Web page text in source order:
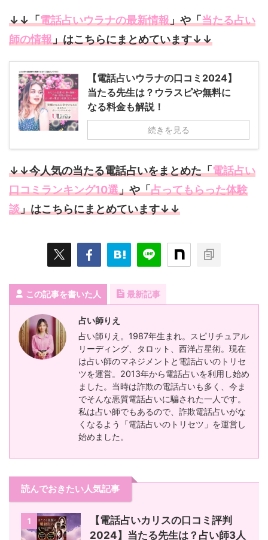
↓↓「電話占いウラナの最新情報」や「当たる占い
師の情報」はこちらにまとめています↓↓
【電話占いウラナの口コミ2024】
当たる先生は？ウラスピや無料に
なる料金も解説！
続きを見る
↓↓今人気の当たる電話占いをまとめた「電話占い
口コミランキング10選」や「占ってもらった体験
談」はこちらにまとめています↓↓
この記事を書いた人 最新記事
占い師りえ
占い師りえ。1987年生まれ。スピリチュアル
リーディング、タロット、西洋占星術。現在
は占い師のマネジメントと電話占いのトリセ
ツを運営。2013年から電話占いを利用し始め
ました。当時は詐欺の電話占いも多く、今ま
でそんな悪質電話占いに騙された一人です。
私は占い師でもあるので、詐欺電話占いがな
くなるよう「電話占いのトリセツ」を運営し
始めました。
読んでおきたい人気記事
1
【電話占いカリスの口コミ評判
2024】当たる先生は？占い師3人